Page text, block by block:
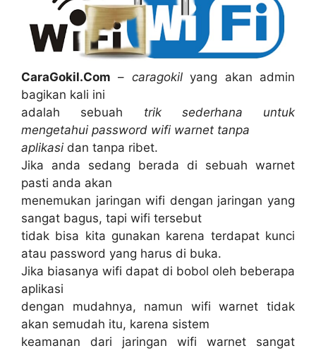
CaraGokil.Com – caragokilyang akan admin
bagikan kali ini
adalah sebuah trik sederhana untuk
mengetahui password wifi warnet tanpa
aplikasi dan tanpa ribet.
Jika anda sedang berada di sebuah warnet
pasti anda akan
menemukan jaringan wifi dengan jaringan yang
sangat bagus, tapi wifi tersebut
tidak bisa kita gunakan karena terdapat kunci
atau password yang harus di buka.
Jika biasanya wifi dapat di bobol oleh beberapa
aplikasi
dengan mudahnya, namun wifi warnet tidak
akan semudah itu, karena sistem
keamanan dari jaringan wifi warnet sangat